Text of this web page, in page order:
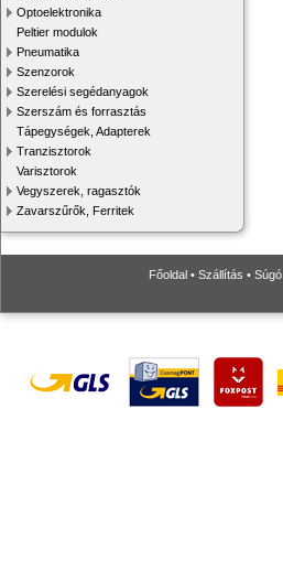
Optoelektronika
Peltier modulok
Pneumatika
Szenzorok
Szerelési segédanyagok
Szerszám és forrasztás
Tápegységek, Adapterek
Tranzisztorok
Varisztorok
Vegyszerek, ragasztók
Zavarszűrők, Ferritek
Főoldal • Szállítás • Súgó